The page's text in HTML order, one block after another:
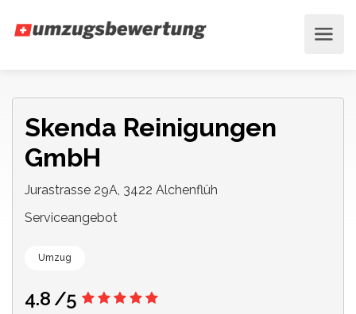
Skenda Reinigungen
GmbH
Jurastrasse 29A, 3422 Alchenflüh
Serviceangebot
Umzug
4.8 /5